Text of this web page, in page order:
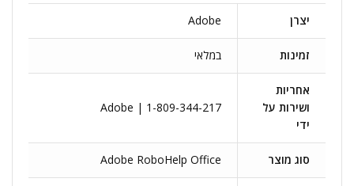
יצרן Adobe
זמינות במלאי
אחריות
ושירות על
ידי
Adobe | 1-809-344-217
סוג מוצר Adobe RoboHelp Office